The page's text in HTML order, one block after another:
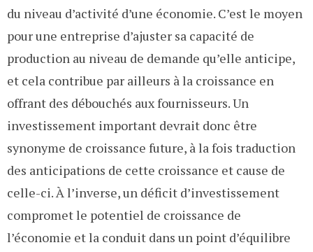
du niveau d’activité d’une économie. C’est le moyen
pour une entreprise d’ajuster sa capacité de
production au niveau de demande qu’elle anticipe,
et cela contribue par ailleurs à la croissance en
offrant des débouchés aux fournisseurs. Un
investissement important devrait donc être
synonyme de croissance future, à la fois traduction
des anticipations de cette croissance et cause de
celle-ci. À l’inverse, un déficit d’investissement
compromet le potentiel de croissance de
l’économie et la conduit dans un point d’équilibre